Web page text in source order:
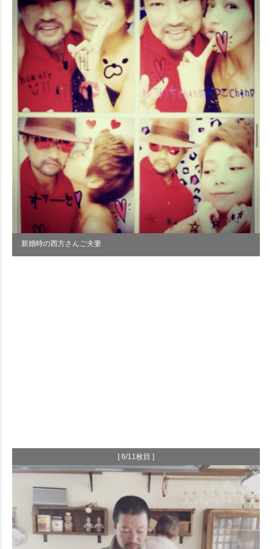
新婚時の西方さんご夫妻
[ 6/11枚目 ]